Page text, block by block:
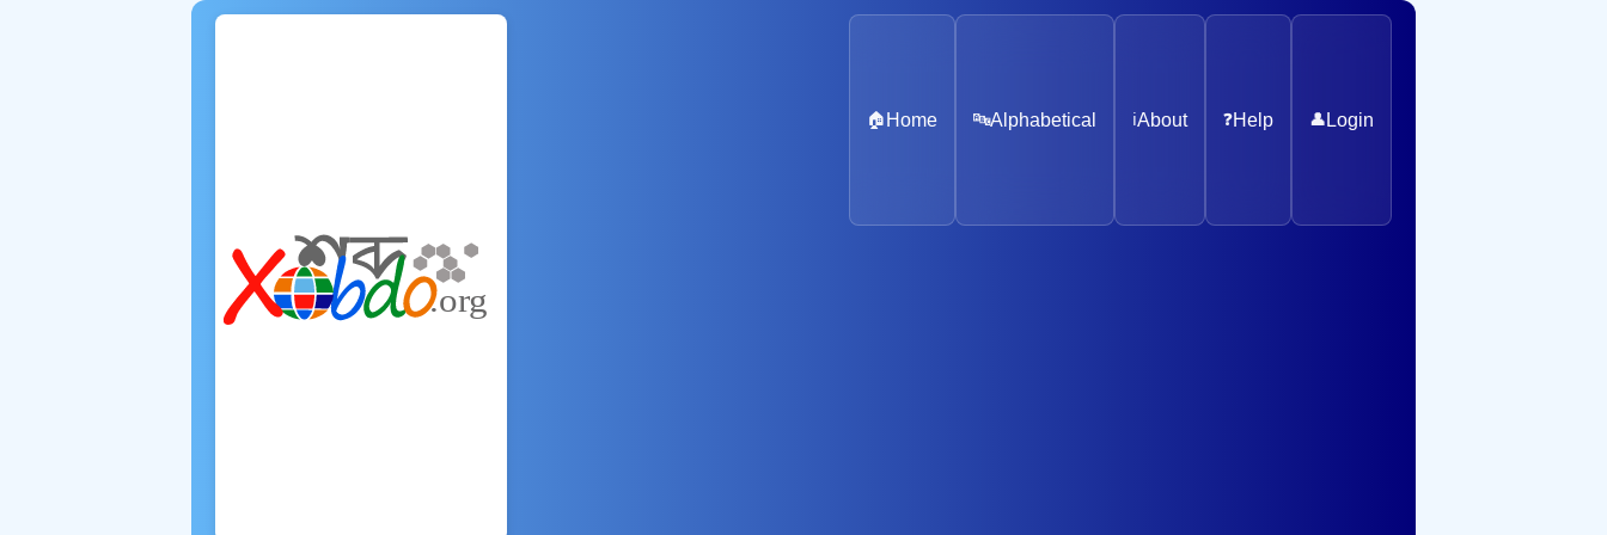
🏠 Home 🔤Alphabetical ℹ️About ❓Help 👤 Login